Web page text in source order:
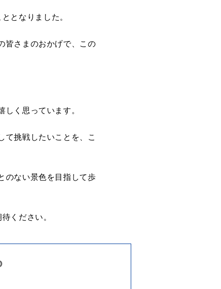
となりました。
皆さまのおかげで、この
く思っています。
て挑戦したいことを、こ
のない景色を目指して歩
ください。